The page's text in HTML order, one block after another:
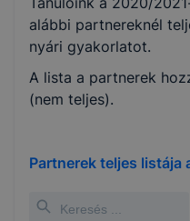
alábbi partnereknél
nyári gyakorlatot.
A lista a partnerek
(nem teljes).
Partnerek teljes listája